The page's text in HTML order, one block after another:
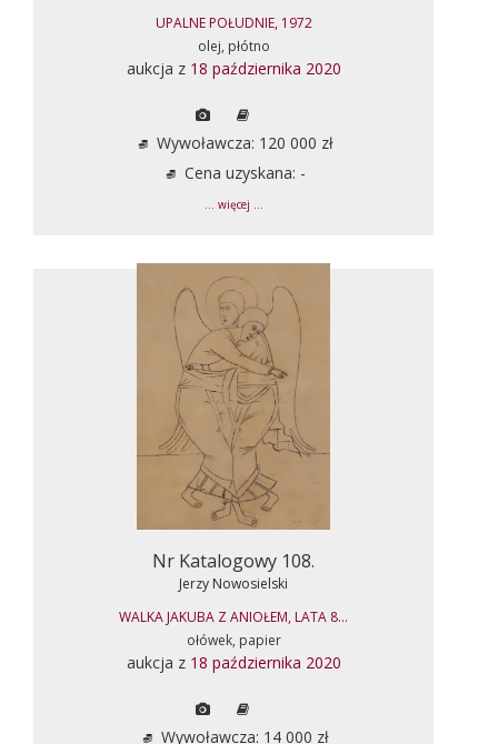
UPALNE POŁUDNIE, 1972
olej, płótno
aukcja z 18 października 2020
Wywoławcza: 120 000 zł
Cena uzyskana: -
... więcej ...
Nr Katalogowy 108.
Jerzy Nowosielski
WALKA JAKUBA Z ANIOŁEM, LATA 8...
ołówek, papier
aukcja z 18 października 2020
Wywoławcza: 14 000 zł